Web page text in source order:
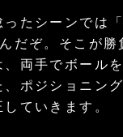
たシーンでは
だぞ。そこが勝
両手でボール
、ポジショニン
ていきます。